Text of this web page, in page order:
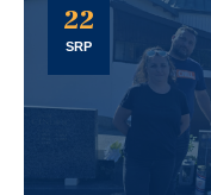
22
SRP